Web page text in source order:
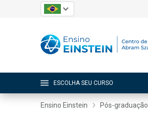
ESCOLHA SEU CURSO
Ensino Einstein Pós-graduação